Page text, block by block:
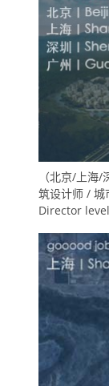
（北京/上海
筑设计师 /
Director
Designer）